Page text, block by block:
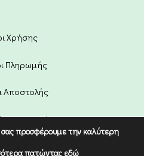
Χρήσης
Πληρωμής
Αποστολής
Επιστροφών
Etico. Designed
σας προσφέρουμε την καλύτερη
πατώντας εδώ